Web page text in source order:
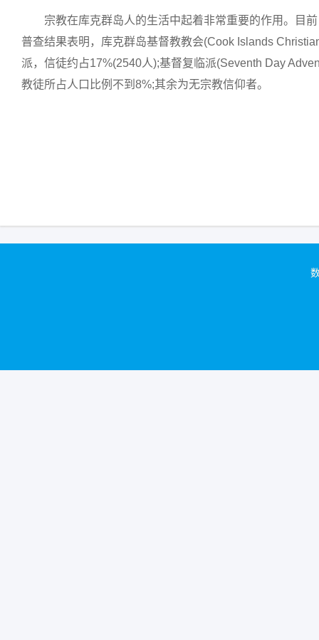
宗教在库克群岛人的生活中起着非常重要的作用。目
普查结果表明，库克群岛基督教教会(Cook Islands
派，信徒约占17%(2540人);基督复临派(Seventh Day
教徒所占人口比例不到8%;其余为无宗教信仰者。